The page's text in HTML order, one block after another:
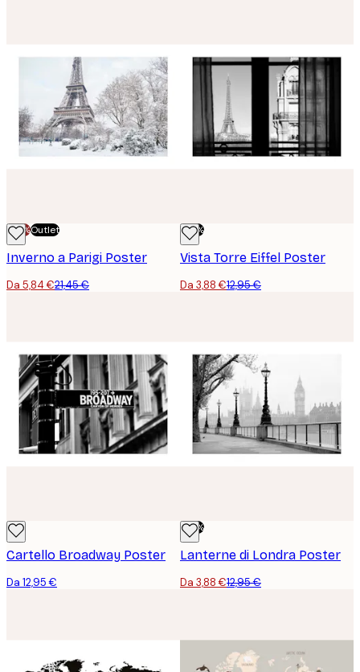
-70%Outlet
Inverno a Parigi Poster
Da 5,84 €21,45 €
-70%
Vista Torre Eiffel Poster
Da 3,88 €12,95 €
Cartello Broadway Poster
Da 12,95 €
-70%
Lanterne di Londra Poster
Da 3,88 €12,95 €